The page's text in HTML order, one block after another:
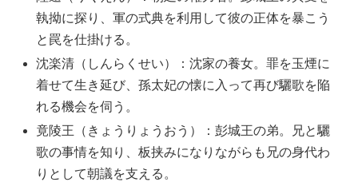
執拗に探り、軍の式典を利用して彼の正体を暴こう
と罠を仕掛ける。
沈楽清（しんらくせい）：沈家の養女。罪を玉煙に
着せて生き延び、孫太妃の懐に入って再び驪歌を陥
れる機会を伺う。
竟陵王（きょうりょうおう）：彭城王の弟。兄と驪
歌の事情を知り、板挟みになりながらも兄の身代わ
りとして朝議を支える。